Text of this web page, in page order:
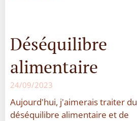
Déséquilibre
alimentaire
24/09/2023
Aujourd'hui, j'aimerais traiter du
déséquilibre alimentaire et de